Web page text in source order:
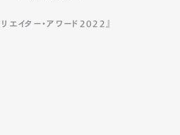
エイター・アワード2022』